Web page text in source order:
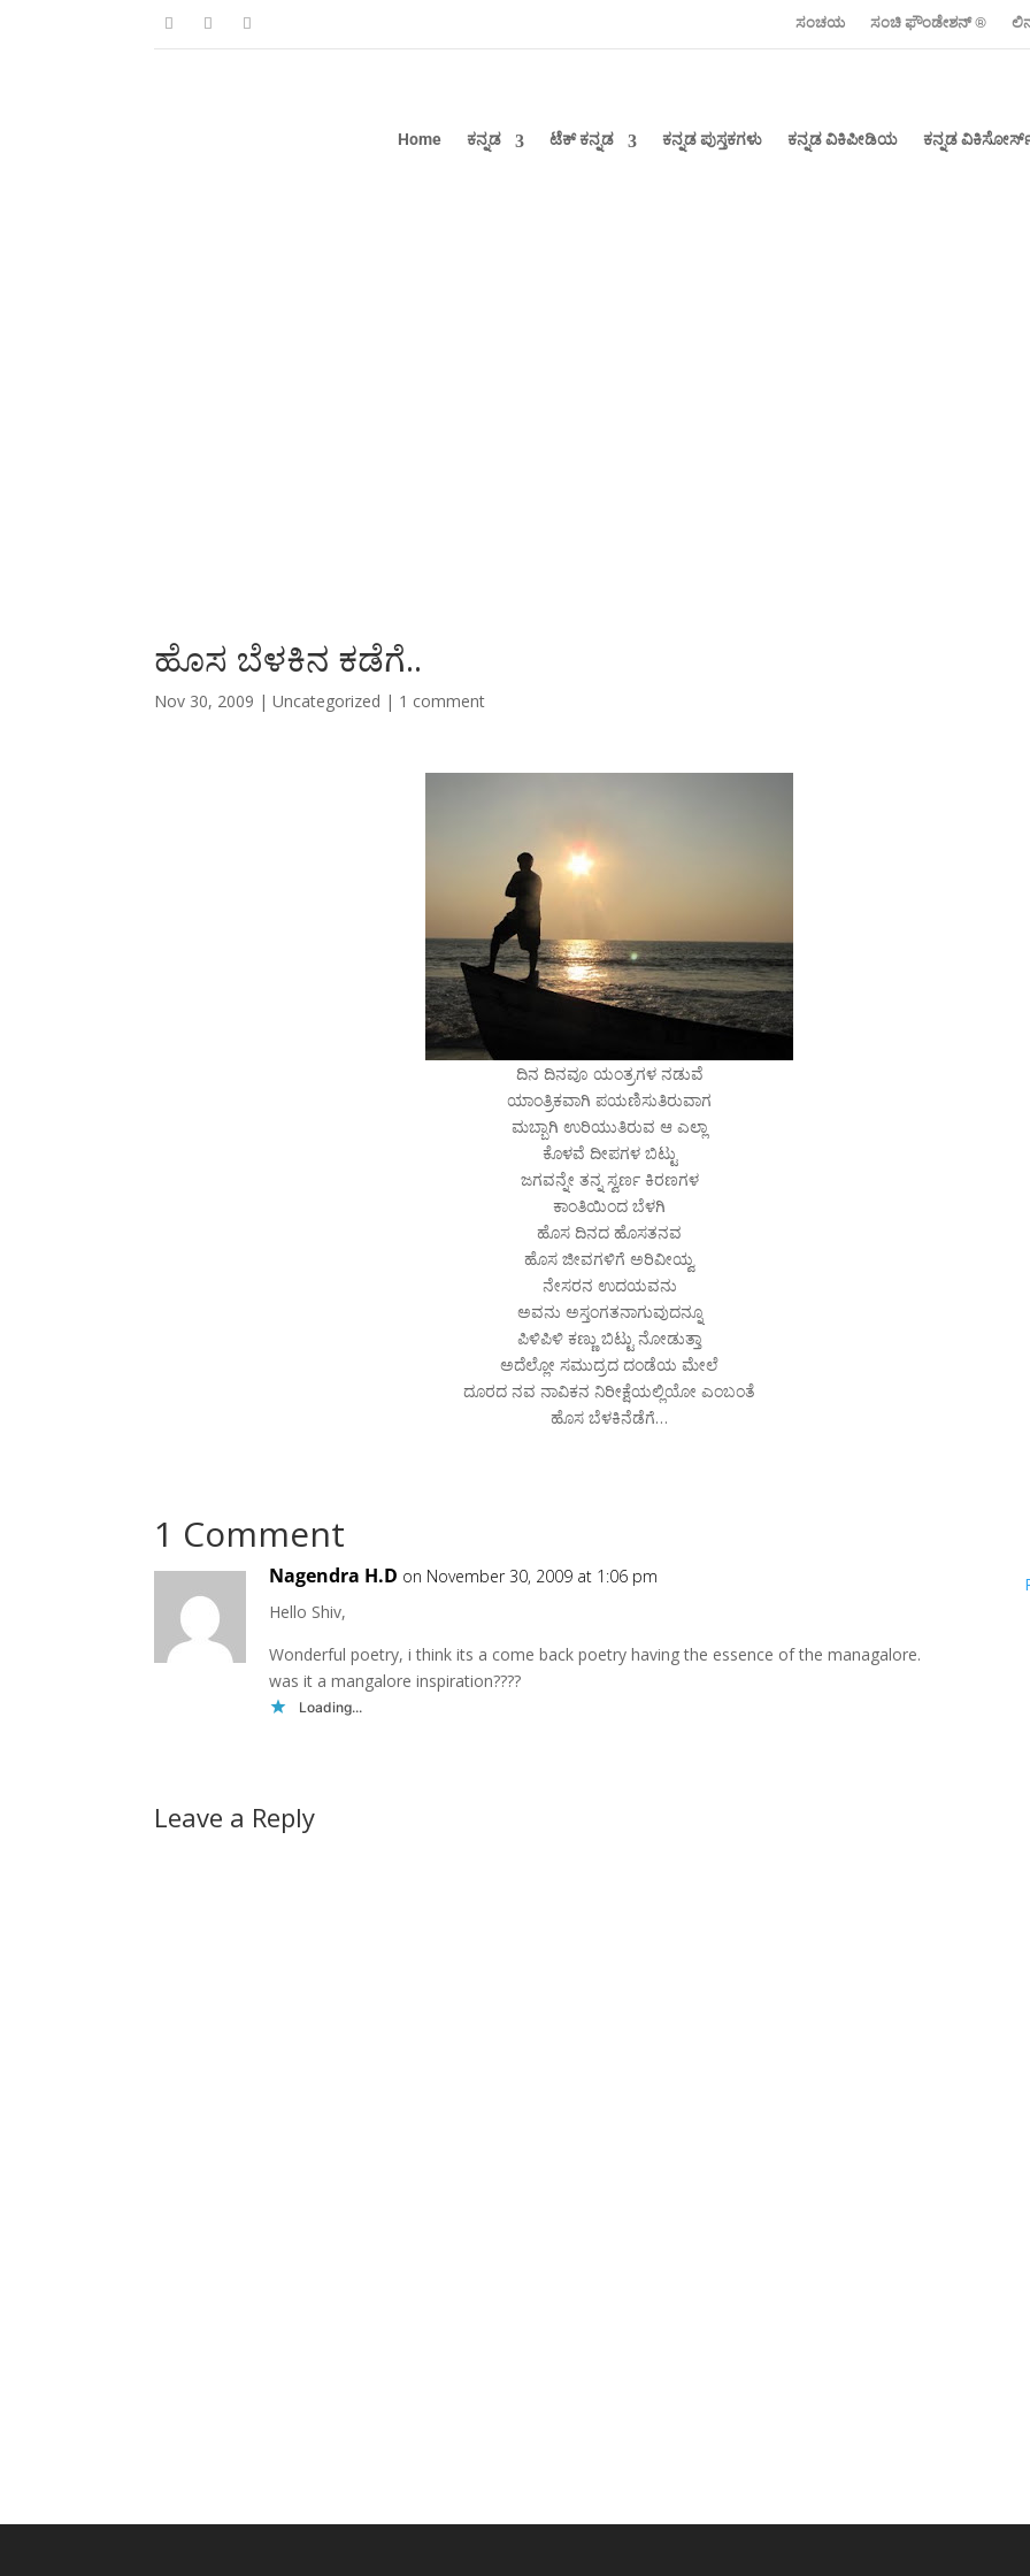
ಸಂಚಯ ಸಂಚಿ ಫೌಂಡೇಶನ್ ‍®
Home ಕನ್ನಡ ಟೆಕ್ ಕನ್ನಡ ಕನ್ನಡ ಪುಸ್ತಕಗಳು ಕನ್ನಡ ವಿಕಿಪೀಡಿಯ ಕನ್ನಡ
ಹೊಸ ಬೆಳಕಿನ ಕಡೆಗೆ..
Nov 30, 2009 |Uncategorized | 1 comment
ದಿನ ದಿನವೂ ಯಂತ್ರಗಳ ನಡುವೆ
ಯಾಂತ್ರಿಕವಾಗಿ ಪಯಣಿಸುತಿರುವಾಗ
ಮಬ್ಬಾಗಿ ಉರಿಯುತಿರುವ ಆ ಎಲ್ಲಾ
ಕೊಳವೆ ದೀಪಗಳ ಬಿಟ್ಟು
ಜಗವನ್ನೇ ತನ್ನ ಸ್ವರ್ಣ ಕಿರಣಗಳ
ಕಾಂತಿಯಿಂದ ಬೆಳಗಿ
ಹೊಸ ದಿನದ ಹೊಸತನವ
ಹೊಸ ಜೀವಗಳಿಗೆ ಅರಿವೀಯ್ವ
ನೇಸರನ ಉದಯವನು
ಅವನು ಅಸ್ತಂಗತನಾಗುವುದನ್ನೂ
ಪಿಳಿಪಿಳಿ ಕಣ್ಣು ಬಿಟ್ಟು ನೋಡುತ್ತಾ
ಅದೆಲ್ಲೋ ಸಮುದ್ರದ ದಂಡೆಯ ಮೇಲೆ
ದೂರದ ನವ ನಾವಿಕನ ನಿರೀಕ್ಷೆಯಲ್ಲಿಯೋ ಎಂಬಂತೆ
ಹೊಸ ಬೆಳಕಿನೆಡೆಗೆ…
1 Comment
Nagendra H.D on November 30, 2009 at 1:06 pm
Hello Shiv,
Wonderful poetry, i think its a come back poetry having the essence of the managalore.
was it a mangalore inspiration????
Loading...
Leave a Reply